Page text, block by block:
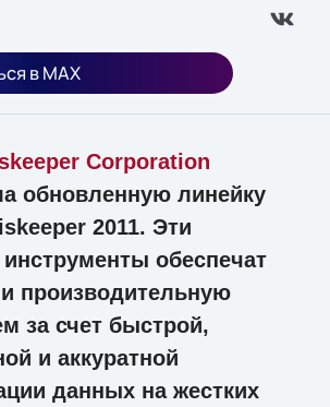
в MAX
Corporation
обновленную линейку
2011. Эти
обеспечат
производительную
за счет быстрой,
и аккуратной
данных на жестких